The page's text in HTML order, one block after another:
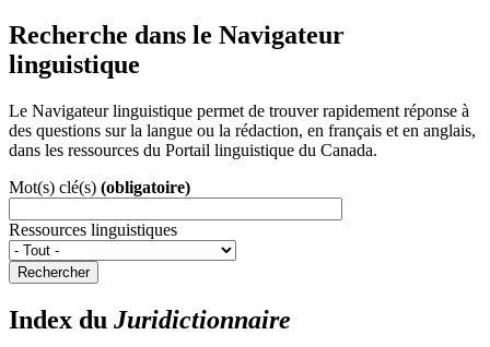
Recherche dans le Navigateur
linguistique
Le Navigateur linguistique permet de trouver rapidement réponse à
des questions sur la langue ou la rédaction, en français et en anglais,
dans les ressources du Portail linguistique du Canada.
Mot(s) clé(s) (obligatoire)
Ressources linguistiques
Rechercher
Index du Juridictionnaire